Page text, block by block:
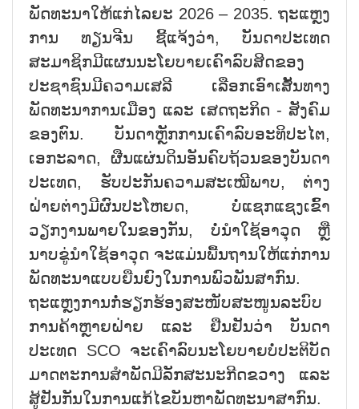
ພັດທະນາໃຫ້ແກ່ໄລຍະ 2026 – 2035. ຖະແຫຼງ
ການ ທຽນຈີນ ຊີ້ແຈ້ງວ່າ, ບັນດາປະເທດ
ສະມາຊິກມີແຜນນະໂຍບາຍເຄົາລົບສິດຂອງ
ປະຊາຊົນມີຄວາມເສລີ ເລືອກເອົາເສັ້ນທາງ
ພັດທະນາການເມືອງ ແລະ ເສດຖະກິດ - ສັງຄົມ
ຂອງຕົນ. ບັນດາຫຼັກການເຄົາລົບອະທິປະໄຕ,
ເອກະລາດ, ຜືນແຜ່ນດິນອັນຄົບຖ້ວນຂອງບັນດາ
ປະເທດ, ຮັບປະກັນຄວາມສະເໝີພາບ, ຕ່າງ
ຝ່າຍຕ່າງມີຜົນປະໂຫຍດ, ບໍ່ແຊກແຊງເຂົ້າ
ວຽກງານພາຍໃນຂອງກັນ, ບໍ່ນຳໃຊ້ອາວຸດ ຫຼື
ນາບຂູ່ນຳໃຊ້ອາວຸດ ຈະແມ່ນພື້ນຖານໃຫ້ແກ່ການ
ພັດທະນາແບບຍືນຍົງໃນການພົວພັນສາກົນ.
ຖະແຫຼງການກໍ່ຮຽກຮ້ອງສະໜັບສະໜູນລະບົບ
ການຄ້າຫຼາຍຝ່າຍ ແລະ ຢືນຢັນວ່າ ບັນດາ
ປະເທດ SCO ຈະເຄົາລົບນະໂຍບາຍບໍ່ປະຕິບັດ
ມາດຕະການສຳພັດມີລັກສະນະກີດຂວາງ ແລະ
ສູ້ຢັນກັນໃນການແກ້ໄຂບັນຫາພັດທະນາສາກົນ.